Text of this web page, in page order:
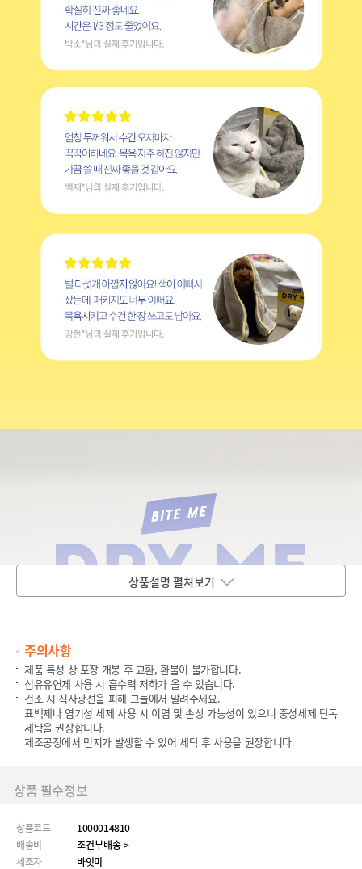
상품설명 펼쳐보기
주의사항
제품 특성 상 포장 개봉 후 교환, 환불이 불가합니다.
섬유유연제 사용 시 흡수력 저하가 올 수 있습니다.
건조 시 직사광선을 피해 그늘에서 말려주세요.
표백제나 염기성 세제 사용 시 이염 및 손상 가능성이 있으니 중성세제 단독
세탁을 권장합니다.
제조공정에서 먼지가 발생할 수 있어 세탁 후 사용을 권장합니다.
상품 필수정보
상품코드
1000014810
배송비
조건부배송 >
제조자
바잇미